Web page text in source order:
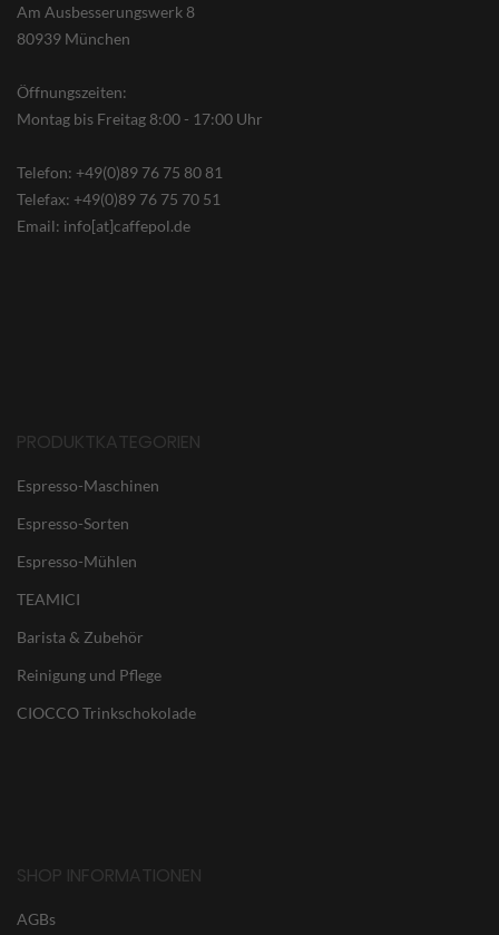
Am Ausbesserungswerk 8
80939 München
Öffnungszeiten:
Montag bis Freitag 8:00 - 17:00 Uhr
Telefon: +49(0)89 76 75 80 81
Telefax: +49(0)89 76 75 70 51
Email: info[at]caffepol.de
PRODUKTKATEGORIEN
Espresso-Maschinen
Espresso-Sorten
Espresso-Mühlen
TEAMICI
Barista & Zubehör
Reinigung und Pflege
CIOCCO Trinkschokolade
SHOP INFORMATIONEN
AGBs